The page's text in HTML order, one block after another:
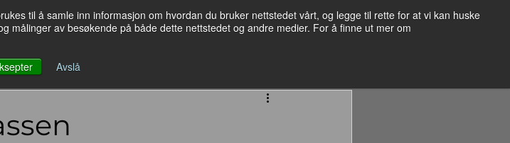
til å samle inn informasjon om hvordan du bruker nettstedet vårt, og legge til rette for at vi kan huske
målinger av besøkende på både dette nettstedet og andre medier. For å finne ut mer om
Avslå
21 51 92 92
og API-er HMS-Bloggen